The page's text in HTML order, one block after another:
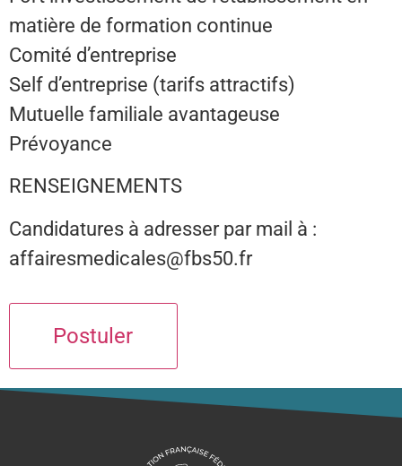
matière de formation continue
Comité d’entreprise
Self d’entreprise (tarifs attractifs)
Mutuelle familiale avantageuse
Prévoyance
RENSEIGNEMENTS
Candidatures à adresser par mail à :
affairesmedicales@fbs50.fr